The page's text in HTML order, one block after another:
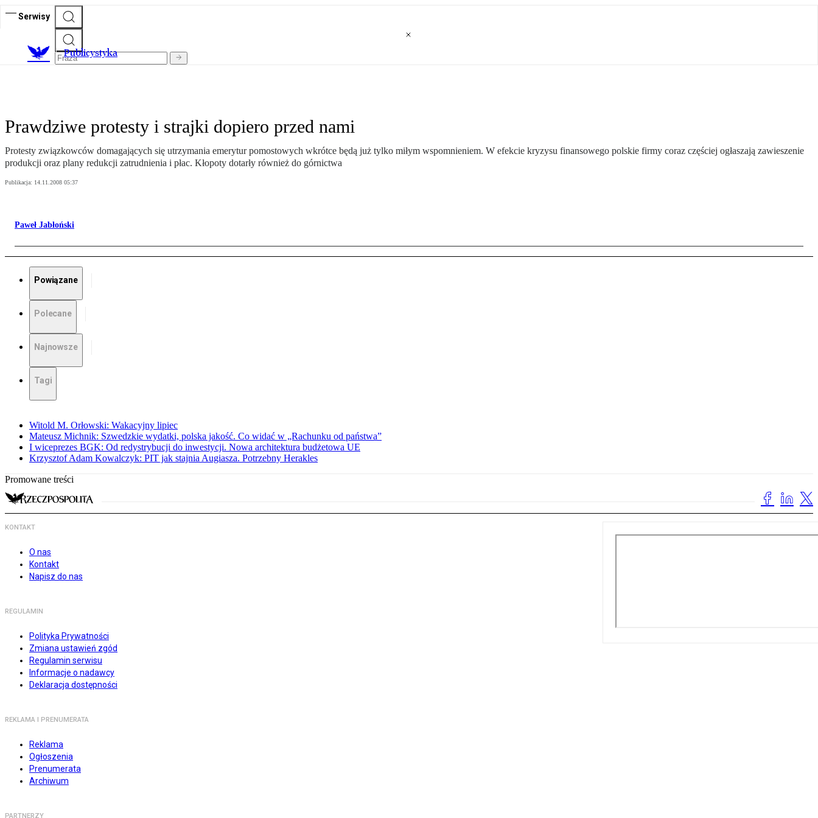
Serwisy
Publicystyka
Prawdziwe protesty i strajki dopiero przed nami
Protesty związkowców domagających się utrzymania emerytur pomostowych wkrótce będą już tylko miłym wspomnieniem. W efekcie kryzysu finansowego polskie firmy coraz częściej ogłaszają zawieszenie
produkcji oraz plany redukcji zatrudnienia i płac. Kłopoty dotarły również do górnictwa
Publikacja: 14.11.2008 05:37
Paweł Jabłoński
Powiązane
Polecane
Najnowsze
Tagi
Witold M. Orłowski: Wakacyjny lipiec
Mateusz Michnik: Szwedzkie wydatki, polska jakość. Co widać w „Rachunku od państwa”
I wiceprezes BGK: Od redystrybucji do inwestycji. Nowa architektura budżetowa UE
Krzysztof Adam Kowalczyk: PIT jak stajnia Augiasza. Potrzebny Herakles
Promowane treści
KONTAKT
O nas
Kontakt
Napisz do nas
REGULAMIN
Polityka Prywatności
Zmiana ustawień zgód
Regulamin serwisu
Informacje o nadawcy
Deklaracja dostępności
REKLAMA I PRENUMERATA
Reklama
Ogłoszenia
Prenumerata
Archiwum
PARTNERZY